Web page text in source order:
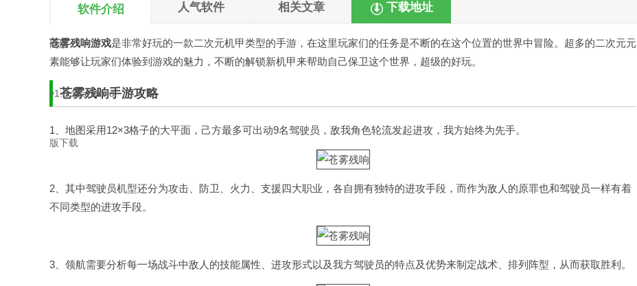
软件介绍 人气软件 相关文章 下载地址
苍雾残响游戏是非常好玩的一款二次元机甲类型的手游，在这里玩家们的任务是不断的在这个位置的世界中冒险。超多的二次元元
素能够让玩家们体验到游戏的魅力，不断的解锁新机甲来帮助自己保卫这个世界，超级的好玩。
苍雾残响手游攻略
1、地图采用12×3格子的大平面，己方最多可出动9名驾驶员，敌我角色轮流发起进攻，我方始终为先手。
2、其中驾驶员机型还分为攻击、防卫、火力、支援四大职业，各自拥有独特的进攻手段，而作为敌人的原罪也和驾驶员一样有着
不同类型的进攻手段。
3、领航需要分析每一场战斗中敌人的技能属性、进攻形式以及我方驾驶员的特点及优势来制定战术、排列阵型，从而获取胜利。